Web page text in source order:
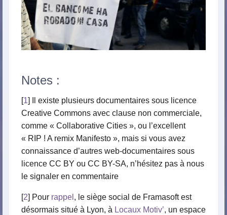
Notes :
[1] Il existe plusieurs documentaires sous licence
Creative Commons avec clause non commerciale,
comme « Collaborative Cities », ou l’excellent
« RIP ! A remix Manifesto », mais si vous avez
connaissance d’autres web-documentaires sous
licence CC BY ou CC BY-SA, n’hésitez pas à nous
le signaler en commentaire
[2] Pour rappel , le siège social de Framasoft est
désormais situé à Lyon, à Locaux Motiv’, un espace